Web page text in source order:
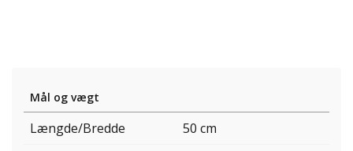
Mål og vægt
Længde/Bredde
50 cm